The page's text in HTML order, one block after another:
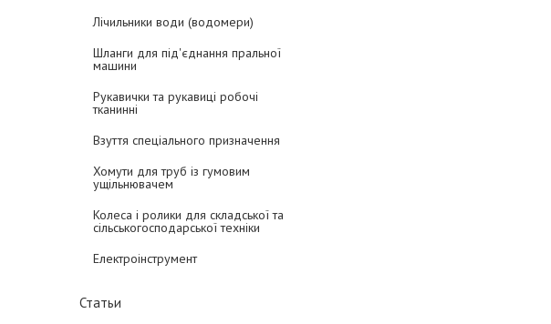
Лічильники води (водомери)
Шланги для під'єднання пральної
машини
Рукавички та рукавиці робочі
тканинні
Взуття спеціального призначення
Хомути для труб із гумовим
ущільнювачем
Колеса і ролики для складської та
сільськогосподарської техніки
Електроінструмент
Статьи